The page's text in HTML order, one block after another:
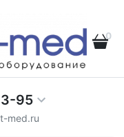
0
95
med.ru